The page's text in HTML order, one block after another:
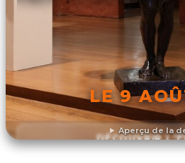
Aperçu de la
LE 9
DÉCOUVRIR